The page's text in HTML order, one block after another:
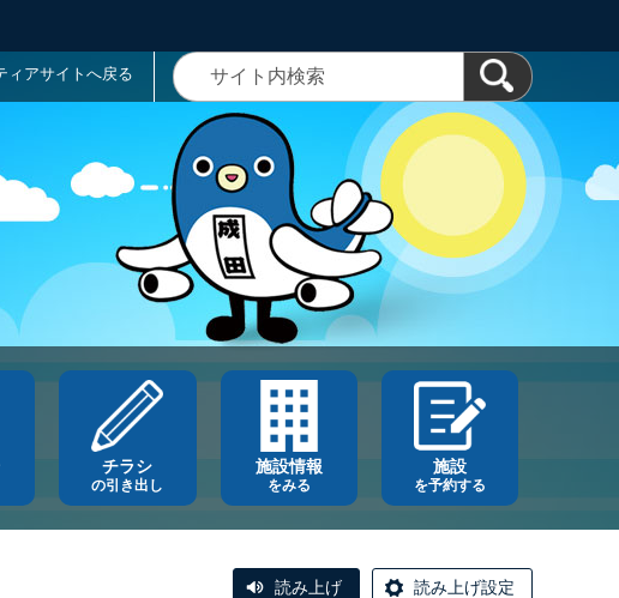
ィアサイトへ戻る
チラシ
の引き出し
施設情報
をみる
施設
を予約する
読み上げ 読み上げ設定